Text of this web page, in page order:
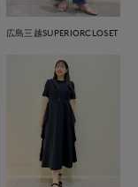
広島三越SUPERIORCLOSET